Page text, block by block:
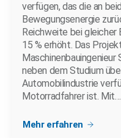
verfügen, das die an
Bewegungsenergie
Reichweite bei
15 % erhöht. Das
neben dem Studium
Automobilindustrie
Motorradfahrer ist. Mit…
Mehr erfahren